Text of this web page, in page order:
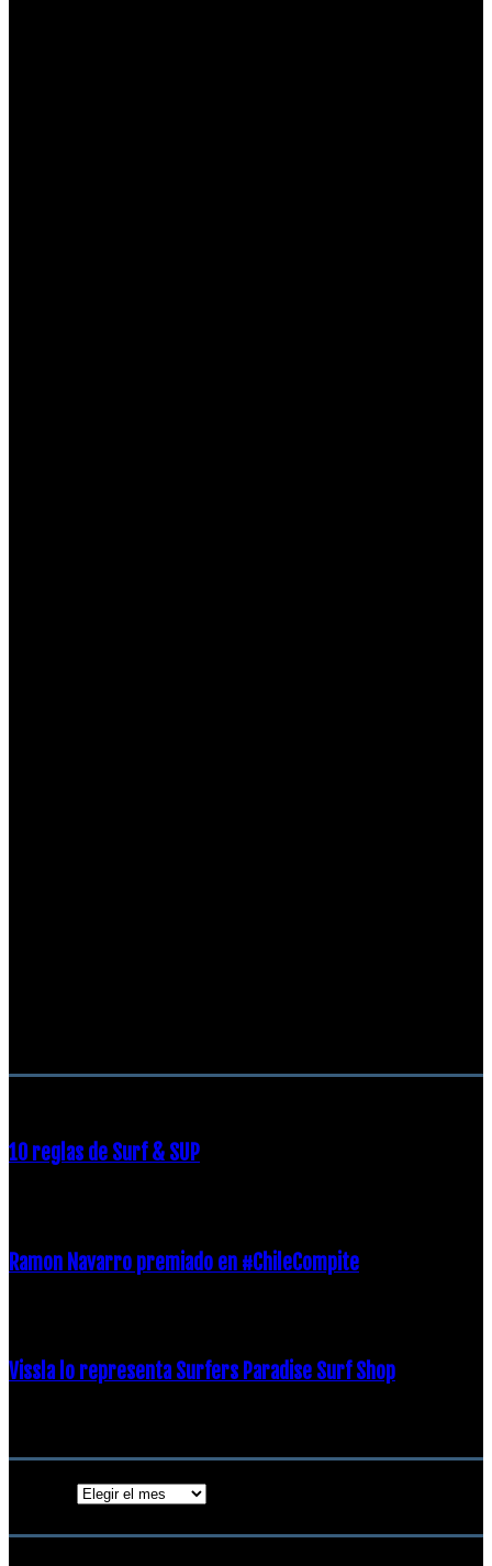
10 reglas de Surf & SUP
Ramon Navarro premiado en #ChileCompite
Vissla lo representa Surfers Paradise Surf Shop